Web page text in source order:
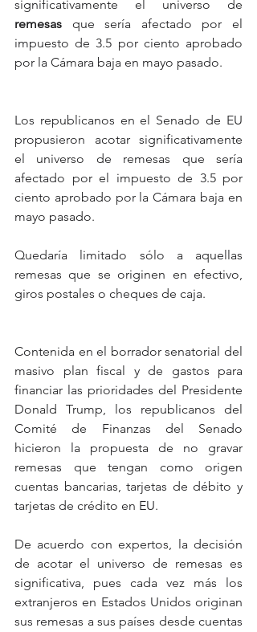
remesas que sería afectado por el
impuesto de 3.5 por ciento aprobado
por la Cámara baja en mayo pasado.
Los republicanos en el Senado de EU
propusieron acotar significativamente
el universo de remesas que sería
afectado por el impuesto de 3.5 por
ciento aprobado por la Cámara baja en
mayo pasado.
Quedaría limitado sólo a aquellas
remesas que se originen en efectivo,
giros postales o cheques de caja.
Contenida en el borrador senatorial del
masivo plan fiscal y de gastos para
financiar las prioridades del Presidente
Donald Trump, los republicanos del
Comité de Finanzas del Senado
hicieron la propuesta de no gravar
remesas que tengan como origen
cuentas bancarias, tarjetas de débito y
tarjetas de crédito en EU.
De acuerdo con expertos, la decisión
de acotar el universo de remesas es
significativa, pues cada vez más los
extranjeros en Estados Unidos originan
sus remesas a sus países desde cuentas